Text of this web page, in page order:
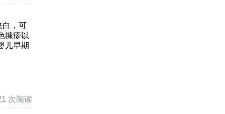
白，可
糠疹以
儿早期
次阅读